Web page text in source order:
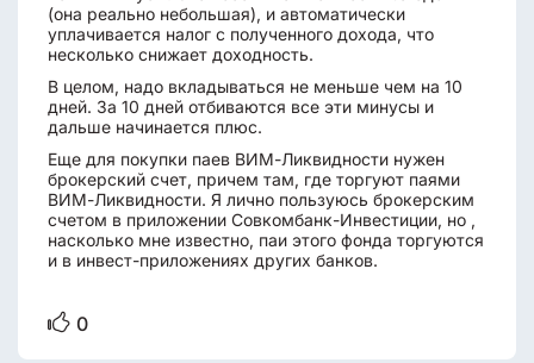
(она реально небольшая), и автоматически
уплачивается налог с полученного дохода, что
несколько снижает доходность.
В целом, надо вкладываться не меньше чем на 10
дней. За 10 дней отбиваются все эти минусы и
дальше начинается плюс.
Еще для покупки паев ВИМ-Ликвидности нужен
брокерский счет, причем там, где торгуют паями
ВИМ-Ликвидности. Я лично пользуюсь брокерским
счетом в приложении Совкомбанк-Инвестиции, но ,
насколько мне известно, паи этого фонда торгуются
и в инвест-приложениях других банков.
0